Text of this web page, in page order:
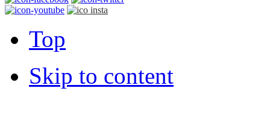
Top
Skip to content